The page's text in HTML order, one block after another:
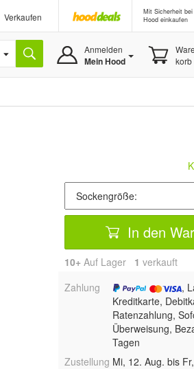
Verkaufen
Mit Sicherheit bei
Hood einkaufen
Anmelden
Mein Hood
korb
In den
10+ Auf Lager 1 verkauft
Zahlung
,
Kreditkarte,
Ratenzahlung,
Überweisung,
Tagen
Zustellung Mi, 12. Aug. bis